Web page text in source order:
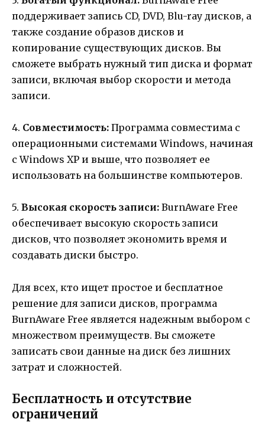
поддерживает запись CD, DVD, Blu-ray дисков, а
также создание образов дисков и
копирование существующих дисков. Вы
сможете выбрать нужный тип диска и формат
записи, включая выбор скорости и метода
записи.
4. Совместимость: Программа совместима с
операционными системами Windows, начиная
с Windows XP и выше, что позволяет ее
использовать на большинстве компьютеров.
5. Высокая скорость записи: BurnAware Free
обеспечивает высокую скорость записи
дисков, что позволяет экономить время и
создавать диски быстро.
Для всех, кто ищет простое и бесплатное
решение для записи дисков, программа
BurnAware Free является надежным выбором с
множеством преимуществ. Вы сможете
записать свои данные на диск без лишних
затрат и сложностей.
Бесплатность и отсутствие
ограничений